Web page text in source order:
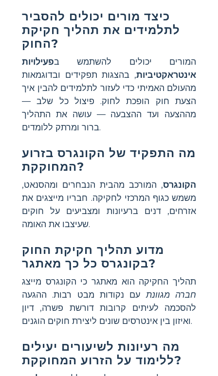
כיצד מורים יכולים להסביר
לתלמידים את תהליך חקיקת
החוק?
המורים יכולים להשתמש בפעילויות
אינטראקטיביות, בהצגות תפקידים ובדוגמאות
מהעולם האמיתי כדי לעזור לתלמידים להבין איך
הצעת חוק הופכת לחוק. פיצול כל שלב —
מההצעה ועד ההצבעה — עושה את התהליך
ברור ומרתק ללומדים.
מה התפקיד של הקונגרס בזרוע
המחוקקת?
הקונגרס, המורכב מהבית הנבחרים ומהסנאט,
משמש כגוף המרכזי לחקיקה. חבריו מייצגים את
אזרחים, דנים ברעיונות ומצביעים על חוקים
שעיצבו את האומה.
מדוע תהליך חקיקת החוק
בקונגרס כל כך מאתגר?
תהליך החקיקה הוא מאתגר כי הקונגרס מייצג
חברה מגוונתעם נקודות מבט רבות. ההגעה
להסכמה לעיתים קרובות דורשת פשרה, דיון
ואיזון בין אינטרסים שונים ליצירת חוקים הוגנים.
מה רעיונות לשיעורים יעילים
ללימוד על הזרוע המחוקקת?